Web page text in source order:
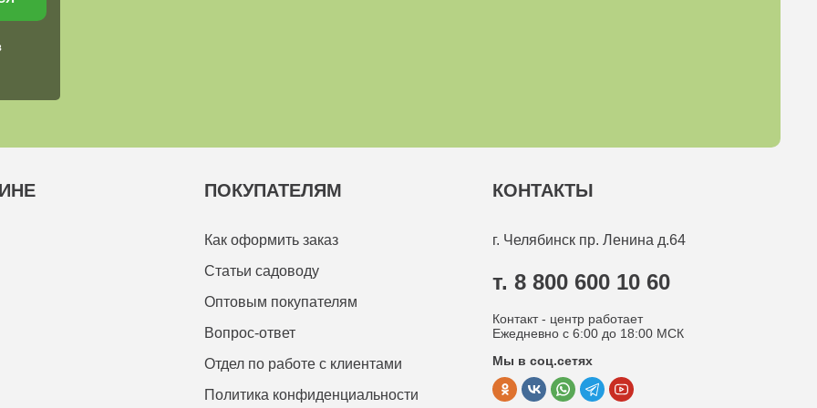
ПОКУПАТЕЛЯМ
Как оформить заказ
Статьи садоводу
Оптовым покупателям
Вопрос-ответ
Отдел по работе с клиентами
Политика конфиденциальности
КОНТАКТЫ
г. Челябинск пр. Ленина д.64
т. 8 800 600 10 60
Контакт - центр работает
Ежедневно с 6:00 до 18:00 МСК
Мы в соц.сетях